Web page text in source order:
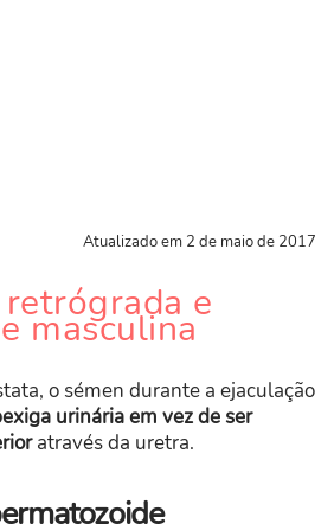
Atualizado em 2 de maio de 2017
e
masculina
o sémen durante a ejaculação
urinária em vez de ser
através da uretra.